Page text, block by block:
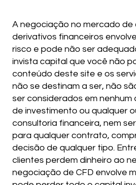
A negociação no mercado de
derivativos financeiros
risco e pode não ser
invista capital que você não
conteúdo deste site e os
não se destinam a ser, não
ser considerados em nenhum
de investimento ou qualquer
consultoria financeira, nem
para qualquer contrato,
decisão de qualquer tipo.
clientes perdem dinheiro ao
negociação de CFD envolve